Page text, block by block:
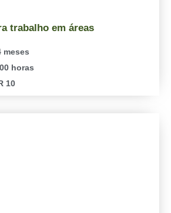
trabalho em áreas
meses
horas
10